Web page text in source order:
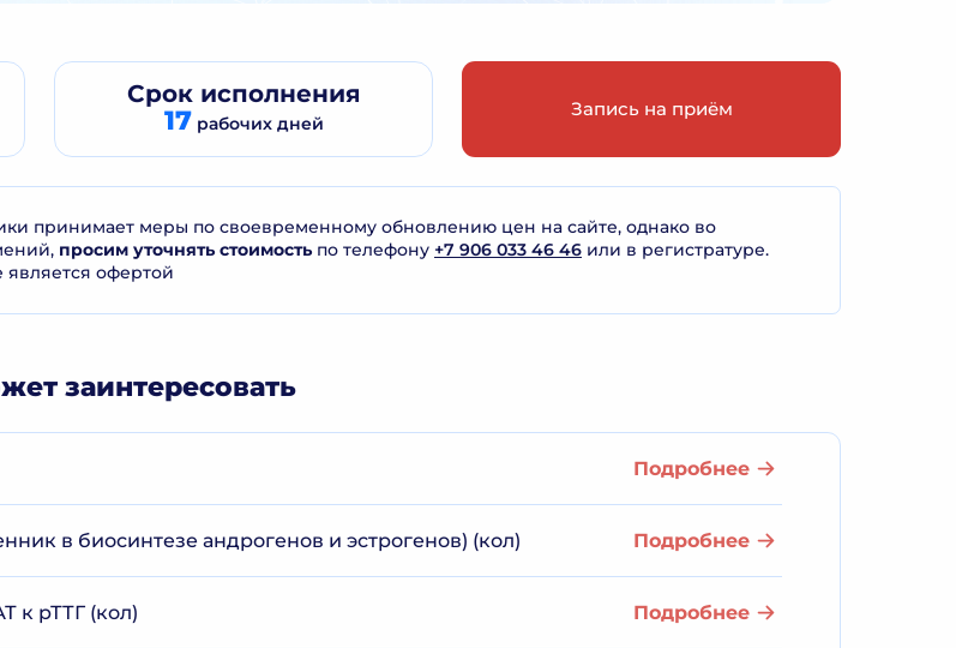
Срокисполнения
17 рабочих дней
Запись на приём
принимает меры по своевременному обновлению цен на сайте, однако во
просим уточнять стоимостьпо телефону +7 906 033 46 46 или в регистратуре.
офертой
заинтересовать
Подробнее
в биосинтезе андрогенов и эстрогенов) (кол) Подробнее
к рТТГ (кол) Подробнее